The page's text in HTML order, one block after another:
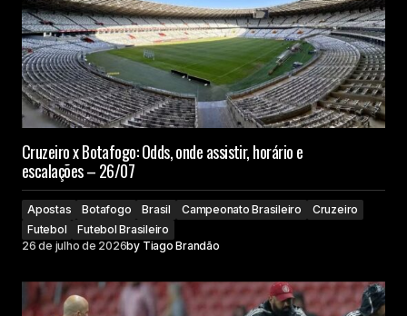
Cruzeiro x Botafogo: Odds, onde assistir, horário e
escalações – 26/07
Apostas Botafogo Brasil Campeonato Brasileiro
Cruzeiro
Futebol
Futebol Brasileiro
26 de julho de 2026by Tiago Brandão